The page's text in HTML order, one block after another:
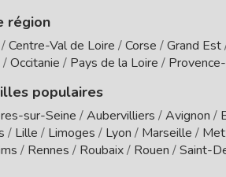
région
/Centre-Val de Loire /Corse /Grand Est
/Occitanie / Pays de la Loire /
populaires
sur-Seine /Aubervilliers /Avignon /
/ Lille / Limoges / Lyon / Marseille /
/ Rennes / Roubaix/ Rouen /Saint-